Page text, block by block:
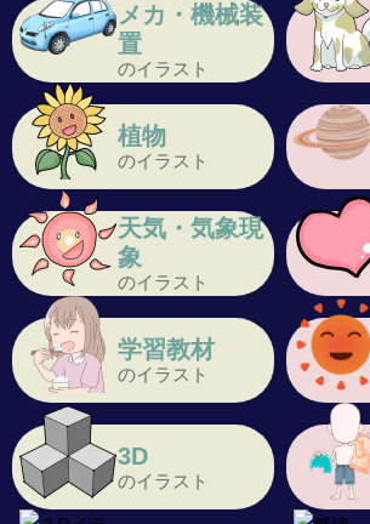
メカ・機械装
置
のイラスト
植物
のイラスト
天気・気象現
象
のイラスト
学習教材
のイラスト
3D
のイラスト